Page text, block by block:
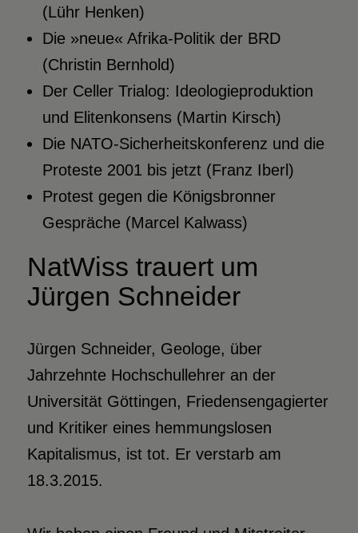
(Lühr Henken)
Die »neue« Afrika-Politik der BRD
(Christin Bernhold)
Der Celler Trialog: Ideologieproduktion
und Elitenkonsens (Martin Kirsch)
Die NATO-Sicherheitskonferenz und die
Proteste 2001 bis jetzt (Franz Iberl)
Protest gegen die Königsbronner
Gespräche (Marcel Kalwass)
NatWiss trauert um
Jürgen Schneider
Jürgen Schneider, Geologe, über
Jahrzehnte Hochschullehrer an der
Universität Göttingen, Friedensengagierter
und Kritiker eines hemmungslosen
Kapitalismus, ist tot. Er verstarb am
18.3.2015.